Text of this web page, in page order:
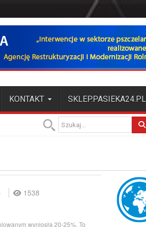
KONTAKT SKLEP.PASIEKA24.PL
1538
wyniosła 20-25%. To